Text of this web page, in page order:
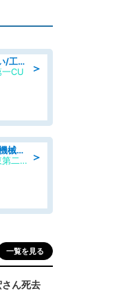
＞
電子部品の組立・検査/寮完備/日払い/工場・製造
CU
＞
建築用製品の仕込み・充填・検査・機械操作/寮完備/日払い/工場・製造
UTエージェント株式会社AGT南関東第二CU
一覧を見る
さん死去